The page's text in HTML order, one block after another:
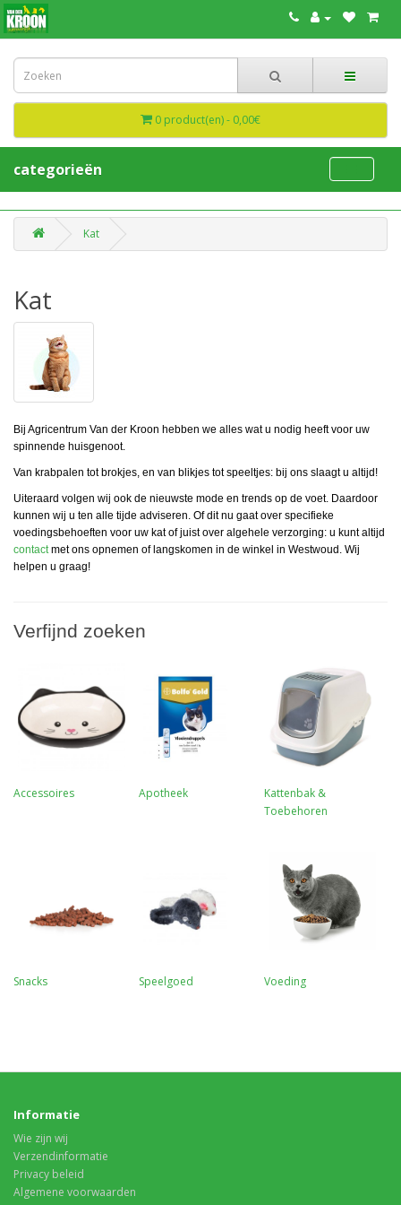
0 product(en) - 0,00€
categorieën
Kat
Kat
Bij Agricentrum Van der Kroon hebben we alles wat u nodig heeft voor uw
spinnende huisgenoot.
Van krabpalen tot brokjes, en van blikjes tot speeltjes: bij ons slaagt u altijd!
Uiteraard volgen wij ook de nieuwste mode en trends op de voet. Daardoor
kunnen wij u ten alle tijde adviseren. Of dit nu gaat over specifieke
voedingsbehoeften voor uw kat of juist over algehele verzorging: u kunt altijd
contact met ons opnemen of langskomen in de winkel in Westwoud. Wij
helpen u graag!
Verfijnd zoeken
Accessoires Apotheek
Kattenbak &
Toebehoren
Snacks Speelgoed Voeding
Informatie
Wie zijn wij
Verzendinformatie
Privacy beleid
Algemene voorwaarden